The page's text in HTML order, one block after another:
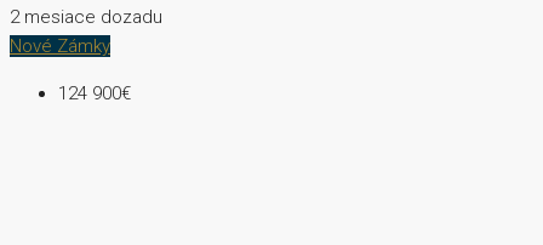
2 mesiace dozadu
Nové Zámky
124 900€